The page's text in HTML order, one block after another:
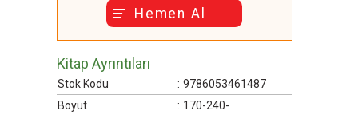
Hemen Al
Kitap Ayrıntıları
Stok Kodu : 9786053461487
Boyut
: 170-240-